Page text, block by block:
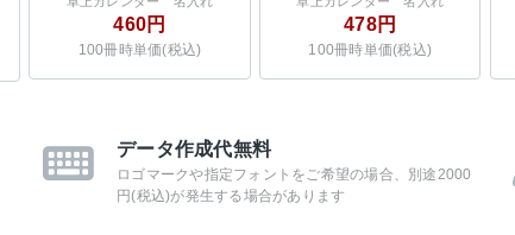
460円
100冊時単価(税込)
478円
100冊時単価(税込)
データ作成代無料
ロゴマークや指定フォントをご希望の場合、別途2000
円(税込)が発生する場合があります